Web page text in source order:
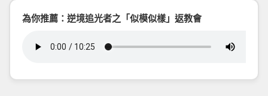
為你推薦：逆境追光者之「似模似樣」返教會